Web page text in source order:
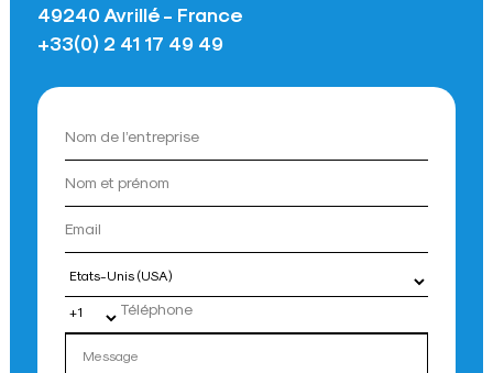
49240 Avrillé - France
+33(0) 2 41 17 49 49